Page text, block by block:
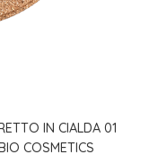
IN CIALDA 01
COSMETICS